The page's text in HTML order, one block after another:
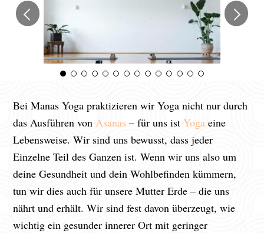
Bei Manas Yoga praktizieren wir Yoga nicht nur durch
das Ausführen vonAsanas – für uns istYoga eine
Lebensweise. Wir sind uns bewusst, dass jeder
Einzelne Teil des Ganzen ist. Wenn wir uns also um
deine Gesundheit und dein Wohlbefinden kümmern,
tun wir dies auch für unsere Mutter Erde – die uns
nährt und erhält. Wir sind fest davon überzeugt, wie
wichtig ein gesunder innerer Ort mit geringer